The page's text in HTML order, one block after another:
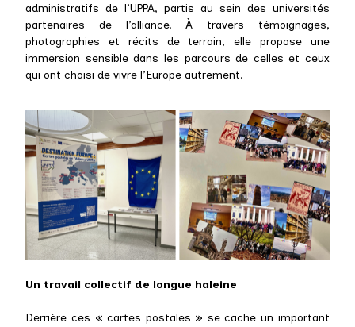
administratifs de l’UPPA, partis au sein des universités
partenaires de l’alliance. À travers témoignages,
photographies et récits de terrain, elle propose une
immersion sensible dans les parcours de celles et ceux
qui ont choisi de vivre l’Europe autrement.
Un travail collectif de longue haleine
Derrière ces « cartes postales » se cache un important